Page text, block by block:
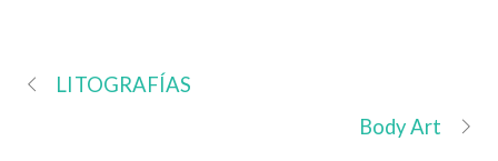
LITOGRAFÍAS
Body Art